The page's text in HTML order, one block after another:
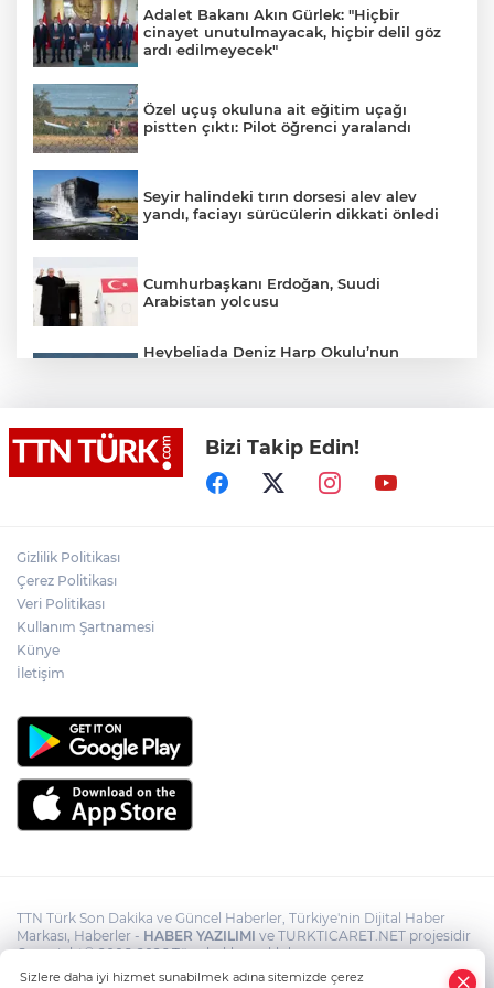
Adalet Bakanı Akın Gürlek: "Hiçbir
cinayet unutulmayacak, hiçbir delil göz
ardı edilmeyecek"
Özel uçuş okuluna ait eğitim uçağı
pistten çıktı: Pilot öğrenci yaralandı
Seyir halindeki tırın dorsesi alev alev
yandı, faciayı sürücülerin dikkati önledi
Cumhurbaşkanı Erdoğan, Suudi
Arabistan yolcusu
Heybeliada Deniz Harp Okulu’nun
itfaiye ekibi sevk edilirken, yangına
Tayland’da önce babaannesi ve dedesini
öldürdü sonra okula saldırdı: 7 ölü, 22
Bizi Takip Edin!
Gizlilik Politikası
Çerez Politikası
Veri Politikası
Kullanım Şartnamesi
Künye
İletişim
TTN Türk Son Dakika ve Güncel Haberler, Türkiye'nin Dijital Haber
Markası, Haberler - HABER YAZILIMI ve TURKTICARET.NET projesidir
Copyright© 2006-2026 Tüm hakları saklıdır.
Sizlere daha iyi hizmet sunabilmek adına sitemizde çerez